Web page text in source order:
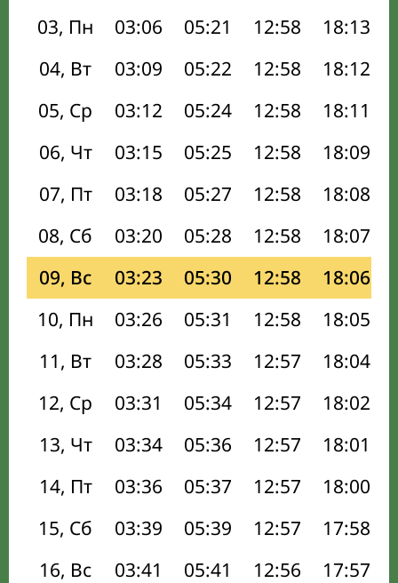
03, Пн
03:06 05:21 12:58 18:13
04, Вт
03:09 05:22 12:58 18:12
05, Ср
03:12 05:24 12:58 18:11
06, Чт
03:15 05:25 12:58 18:09
07, Пт
03:18 05:27 12:58 18:08
08, Сб
03:20 05:28 12:58 18:07
09, Вс
03:23 05:30 12:58 18:06
10, Пн
03:26 05:31 12:58 18:05
11, Вт
03:28 05:33 12:57 18:04
12, Ср
03:31 05:34 12:57 18:02
13, Чт
03:34 05:36 12:57 18:01
14, Пт
03:36 05:37 12:57 18:00
15, Сб
03:39 05:39 12:57 17:58
16, Вс
03:41 05:41 12:56 17:57